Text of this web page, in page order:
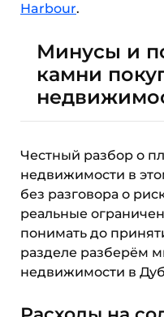
Harbour.
Минусы и
камни
Честный разбор о
недвижимости в
без разговора о
реальные
понимать до
разделе разберём
недвижимости в